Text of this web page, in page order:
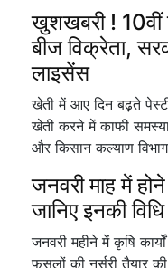
खुशखबरी ! 10वीं
बीज विक्रेता,
लाइसेंस
खेती में आए दिन बढ़ते
खेती करने में काफी
और किसान कल्याण
जनवरी माह में
जानिए इनकी
जनवरी महीने में कृषि
फसलों की नर्सरी तैयार